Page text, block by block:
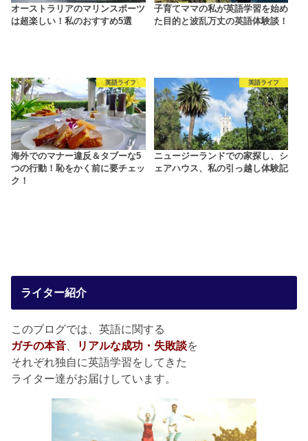
オーストラリアのマリンスポーツ
は超楽しい！私のおすすめ5選
子育てママの私が英語学習を始め
た目的と波乱万丈の英語体験談！
英語ライフ
海外でのマナー違反＆タブーな5
つの行動！恥をかく前に要チェッ
ク！
英語ライフ
ニュージーランドでの家探し、シ
ェアハウス、私の引っ越し体験記
ライター紹介
このブログでは、英語に関する
ガチの本音
リアルな成功・失敗談を
それぞれ独自に英語学習をしてきた
ライター達がお届けしています。